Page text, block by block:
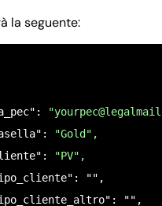
la seguente:
"
"Gold",
"PV",
"",
"",